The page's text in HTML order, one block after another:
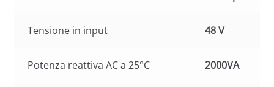
Tensione in input 48 V
Potenza reattiva AC a 25°C 2000VA